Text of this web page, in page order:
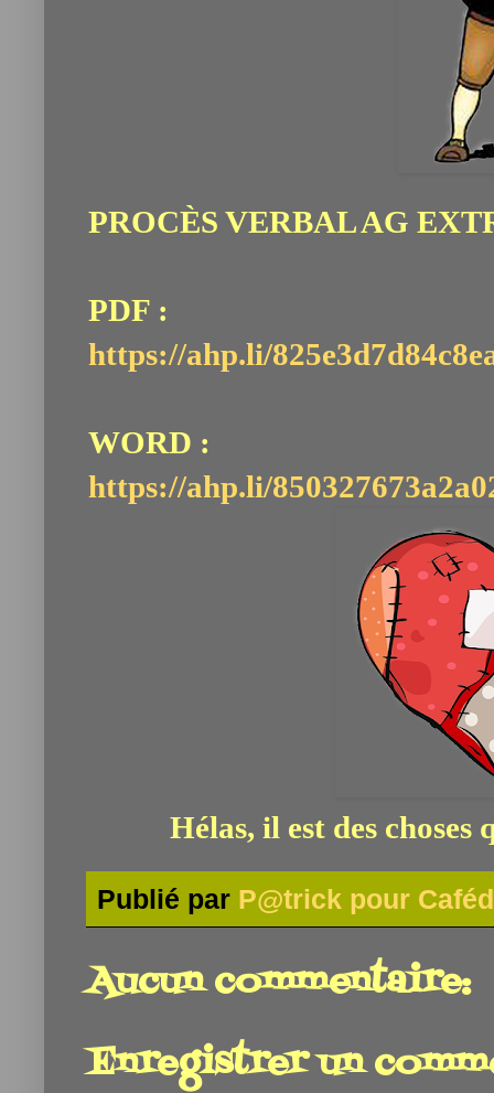
PROCÈS VERBAL AG
PDF :
https://ahp.li/
WORD :
https://ahp.li/
Hélas, il est des
Publié par P@trick pour
Aucun commentaire:
Enregistrer un